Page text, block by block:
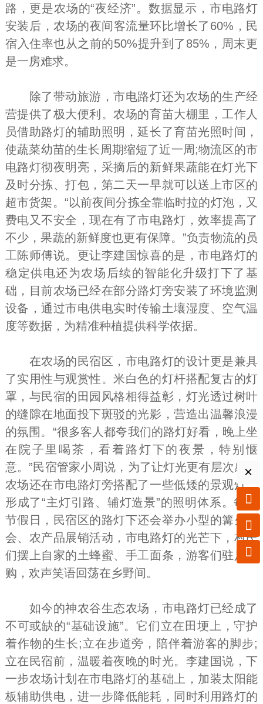
路，更是农场的“夜经济”。数据显示，市电路灯
安装后，农场的夜间客流量环比增长了60%，民
宿入住率也从之前的50%提升到了85%，周末更
是一房难求。
除了带动旅游，市电路灯还为农场的生产经
营提供了极大便利。农场的育苗大棚里，工作人
员借助路灯的辅助照明，延长了育苗光照时间，
使蔬菜幼苗的生长周期缩短了近一周;物流区的市
电路灯彻夜明亮，采摘后的新鲜果蔬能在灯光下
及时分拣、打包，第二天一早就可以送上市区的
超市货架。“以前夜间分拣全靠临时拉的灯泡，又
费电又不安全，现在有了市电路灯，效率提高了
不少，果蔬的新鲜度也更有保障。”负责物流的员
工陈师傅说。更让李建国惊喜的是，市电路灯的
稳定供电还为农场后续的智能化升级打下了基
础，目前农场已经在部分路灯旁安装了环境监测
设备，通过市电供电实时传输土壤湿度、空气温
度等数据，为精准种植提供科学依据。
在农场的民宿区，市电路灯的设计更是兼具
了实用性与观赏性。米白色的灯杆搭配复古的灯
罩，与民宿的田园风格相得益彰，灯光透过树叶
的缝隙在地面投下斑驳的光影，营造出温馨浪漫
的氛围。“很多客人都夸我们的路灯好看，晚上坐
在院子里喝茶，看着路灯下的夜景，特别惬
意。”民宿管家小周说，为了让灯光更有层次感，
农场还在市电路灯旁搭配了一些低矮的景观灯，
形成了“主灯引路、辅灯造景”的照明体系。每到
节假日，民宿区的路灯下还会举办小型的篝火晚
会、农产品展销活动，市电路灯的光芒下，村民
们摆上自家的土蜂蜜、手工面条，游客们驻足选
购，欢声笑语回荡在乡野间。
如今的神农谷生态农场，市电路灯已经成了
不可或缺的“基础设施”。它们立在田埂上，守护
着作物的生长;立在步道旁，陪伴着游客的脚步;
立在民宿前，温暖着夜晚的时光。李建国说，下
一步农场计划在市电路灯的基础上，加装太阳能
板辅助供电，进一步降低能耗，同时利用路灯的
×


